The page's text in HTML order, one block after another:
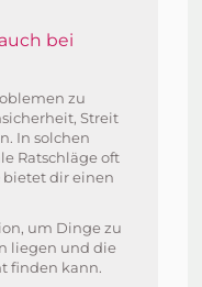
bei
zu
Streit
In solchen
Ratschläge oft
bietet dir einen
um Dinge zu
liegen und die
finden kann.